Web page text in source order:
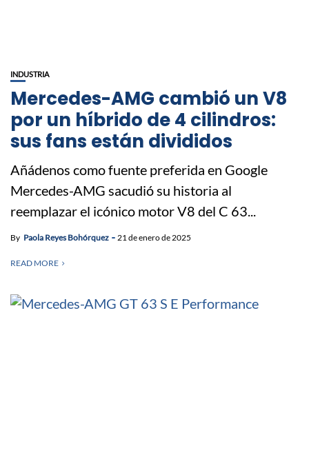
INDUSTRIA
Mercedes-AMG cambió un V8
por un híbrido de 4 cilindros:
sus fans están divididos
Añádenos como fuente preferida en Google
Mercedes-AMG sacudió su historia al
reemplazar el icónico motor V8 del C 63...
By Paola Reyes Bohórquez 21 de enero de 2025
READ MORE